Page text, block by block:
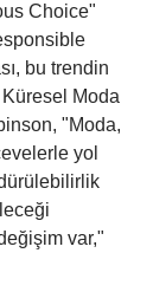
Choice"
bu trendin
Moda
"Moda,
yol
var,"